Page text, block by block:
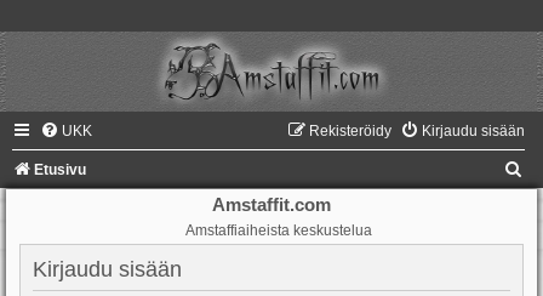
UKK Kirjaudu sisään
Rekisteröidy
Etusivu
Amstaffit.com
Amstaffiaiheista keskustelua
Kirjaudu sisään